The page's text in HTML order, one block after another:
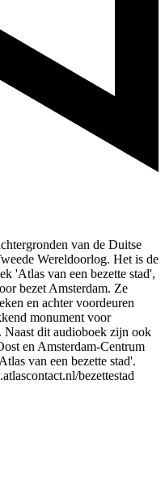
van de Duitse
Wereldoorlog. Het is de
'Atlas van een bezette stad',
bezet Amsterdam. Ze
en achter voordeuren
monument voor
Naast dit audioboek zijn ook
en Amsterdam-Centrum
van een bezette stad'.
bezettestad